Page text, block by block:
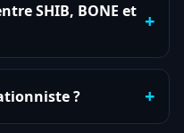
SHIB, BONE et +
? +